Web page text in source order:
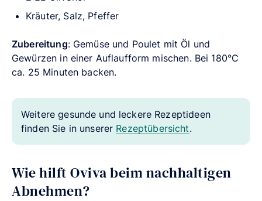
Kräuter, Salz, Pfeffer
Zubereitung: Gemüse und Poulet mit Öl und
Gewürzen in einer Auflaufform mischen. Bei 180°C
ca. 25 Minuten backen.
Weitere gesunde und leckere Rezeptideen
finden Sie in unserer Rezeptübersicht.
Wie hilft Oviva beim nachhaltigen
Abnehmen?